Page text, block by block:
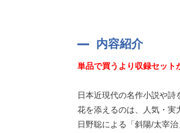
内容紹介
単品で買うより収録セット
日本近現代の名作小説や
花を添えるのは、人気・実
日野聡による「斜陽/太宰